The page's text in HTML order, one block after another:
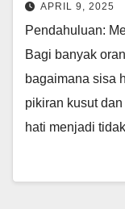
APRIL 9, 2025
Pendahuluan:
Bagi banyak
bagaimana sisa
pikiran kusut
hati menjadi